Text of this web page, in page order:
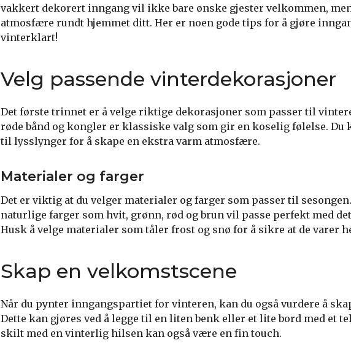
vakkert dekorert inngang vil ikke bare ønske gjester velkommen,
atmosfære rundt hjemmet ditt. Her er noen gode tips for å gjøre
vinterklart!
Velg passende vinterdekorasjoner
Det første trinnet er å velge riktige dekorasjoner som passer til
røde bånd og kongler er klassiske valg som gir en koselig følelse. Du
til lysslynger for å skape en ekstra varm atmosfære.
Materialer og farger
Det er viktig at du velger materialer og farger som passer til
naturlige farger som hvit, grønn, rød og brun vil passe perfekt med
Husk å velge materialer som tåler frost og snø for å sikre at de varer
Skap en velkomstscene
Når du pynter inngangspartiet for vinteren, kan du også vurdere å
Dette kan gjøres ved å legge til en liten benk eller et lite bord med et
skilt med en vinterlig hilsen kan også være en fin touch.